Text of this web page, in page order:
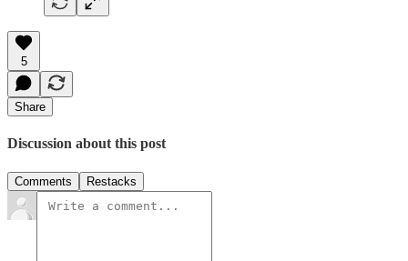
5
Share
Discussion about this post
Comments Restacks